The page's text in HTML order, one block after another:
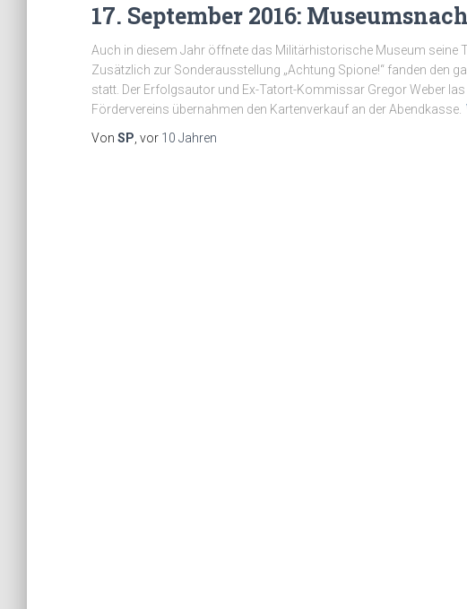
17. September 2016:
Auch in diesem Jahr öffnete das Militärhistorische Museum seine
Zusätzlich zur Sonderausstellung „Achtung Spione!“ fanden den
statt. Der Erfolgsautor und Ex-Tatort-Kommissar Gregor Weber
Fördervereins übernahmen den Kartenverkauf an der Abendkasse.
Von SP , vor 10 Jahren